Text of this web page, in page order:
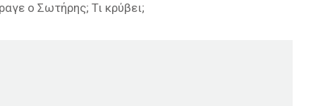
ο Σωτήρης; Τι κρύβει;